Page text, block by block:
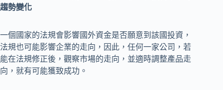
趨勢變化
一個國家的法規會影響國外資金是否願意到該國投資，
法規也可能影響企業的走向，因此，任何一家公司，若
能在法規修正後，觀察市場的走向，並適時調整產品走
向，就有可能獲致成功。